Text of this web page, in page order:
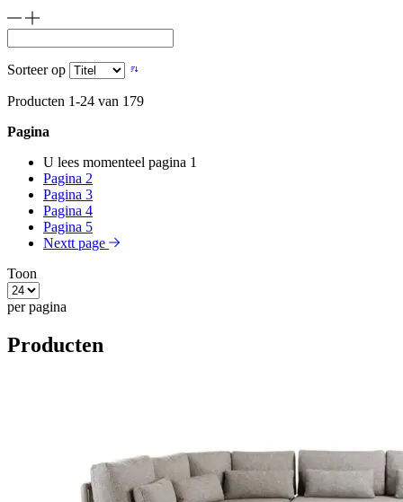
Sorteer op
Producten 1-24 van 179
Pagina
U lees momenteel pagina 1
Pagina 2
Pagina 3
Pagina 4
Pagina 5
Nextt page
Toon
per pagina
Producten